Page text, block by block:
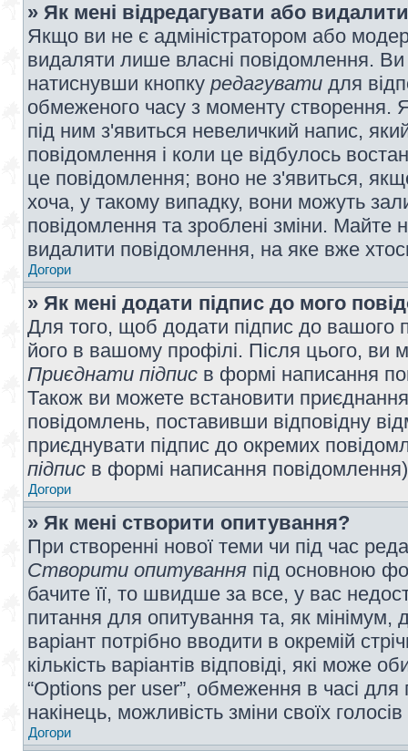
» Як мені відредагувати або
Якщо ви не є адміністратором або
видаляти лише власні повідомлення.
натиснувши кнопку редагувати для
обмеженого часу з моменту створення.
під ним з'явиться невеличкий напис,
повідомлення і коли це відбулось
це повідомлення; воно не з'явиться,
хоча, у такому випадку, вони можуть
повідомлення та зроблені зміни. Майте
видалити повідомлення, на яке вже
Догори
» Як мені додати підпис до мого
Для того, щоб додати підпис до вашого
його в вашому профілі. Після цього, ви
Приєднати підпис в формі написання
Також ви можете встановити
повідомлень, поставивши відповідну
приєднувати підпис до окремих
підпис в формі написання
Догори
» Як мені створити опитування?
При створенні нової теми чи під час
Створити опитування під основною
бачите її, то швидше за все, у вас
питання для опитування та, як мінімум,
варіант потрібно вводити в окремій
кількість варіантів відповіді, які може
“Options per user”, обмеження в часі для
накінець, можливість зміни своїх
Догори